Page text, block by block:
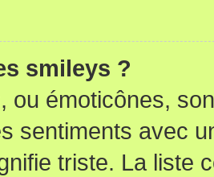
smileys ?
ou émoticônes,
sentiments avec
triste. La liste